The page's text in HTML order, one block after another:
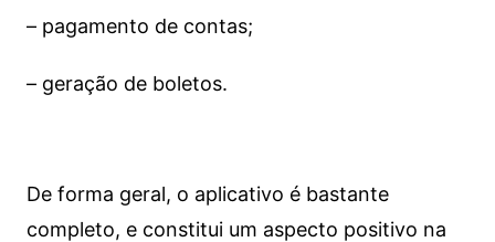
– pagamento de contas;
– geração de boletos.
De forma geral, o aplicativo é bastante
completo, e constitui um aspecto positivo na